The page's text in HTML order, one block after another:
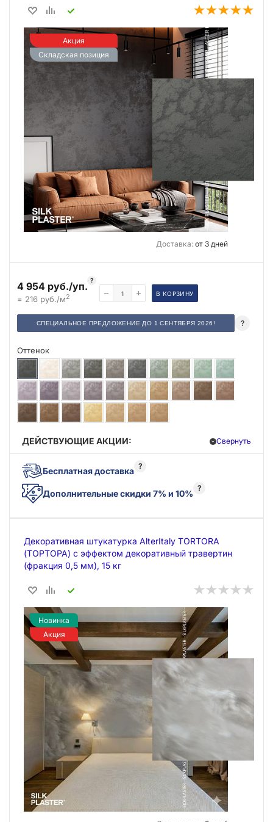
Акция
Складская позиция
Доставка:от 3 дней
4 954 руб./уп. ?
= 216 руб./м2 В КОРЗИНУ
СПЕЦИАЛЬНОЕ ПРЕДЛОЖЕНИЕ ДО 1 СЕНТЯБРЯ 2026! ?
Оттенок
ДЕЙСТВУЮЩИЕ АКЦИИ: Свернуть
Бесплатная доставка ?
Дополнительные скидки 7% и 10%
?
Декоративная штукатурка AlterItaly TORTORA
(ТОРТОРА) с эффектом декоративный травертин
(фракция 0,5 мм), 15 кг
Новинка
Акция